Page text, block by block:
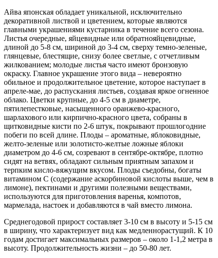
Айва японская обладает уникальной, исключительно
декоративной листвой и цветением, которые являются
главными украшениями кустарника в течение всего сезона.
Листья очередные, яйцевидные или обратнояйцевидные,
длиной до 5-8 см, шириной до 3-4 см, сверху темно-зеленые,
глянцевые, блестящие, снизу более светлые, с отчетливым
жилкованием; молодые листья часто имеют бронзовую
окраску. Главное украшение этого вида – невероятно
обильное и продолжительное цветение, которое наступает в
апреле-мае, до распускания листьев, создавая яркое огненное
облако. Цветки крупные, до 4-5 см в диаметре,
пятилепестковые, насыщенного оранжево-красного,
шарлахового или кирпично-красного цвета, собраны в
щитковидные кисти по 2-6 штук, покрывают прошлогодние
побеги по всей длине. Плоды – ароматные, яблоковидные,
желто-зеленые или золотисто-желтые ложные яблоки
диаметром до 4-6 см, созревают в сентябре-октябре, плотно
сидят на ветвях, обладают сильным приятным запахом и
терпким кисло-вяжущим вкусом. Плоды съедобны, богаты
витамином C (содержание аскорбиновой кислоты выше, чем в
лимоне), пектинами и другими полезными веществами,
используются для приготовления варенья, компотов,
мармелада, настоек и добавляются в чай вместо лимона.
Среднегодовой прирост составляет 3-10 см в высоту и 5-15 см
в ширину, что характеризует вид как медленнорастущий. К 10
годам достигает максимальных размеров – около 1-1,2 метра в
высоту. Продолжительность жизни – до 50-80 лет.